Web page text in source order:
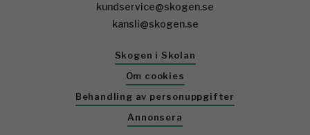
kundservice@skogen.se
kansli@skogen.se
Skogen i Skolan
Om cookies
Behandling av personuppgifter
Annonsera